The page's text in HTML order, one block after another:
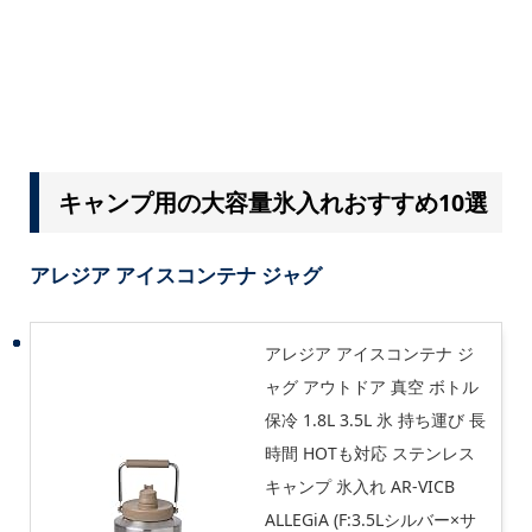
キャンプ用の大容量氷入れおすすめ10選
アレジア アイスコンテナ ジャグ
アレジア アイスコンテナ ジ
ャグ アウトドア 真空 ボトル
保冷 1.8L 3.5L 氷 持ち運び 長
時間 HOTも対応 ステンレス
キャンプ 氷入れ AR-VICB
ALLEGiA (F:3.5Lシルバー×サ